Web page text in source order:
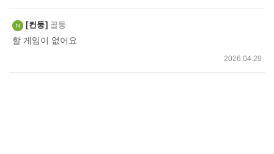
컨둥 골둥
할 게임이 없어요
2026.04.29